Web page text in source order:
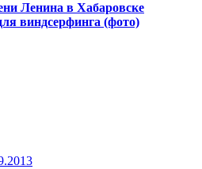
Ленина в Хабаровске
виндсерфинга (фото)